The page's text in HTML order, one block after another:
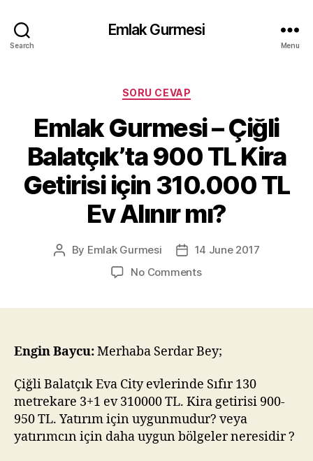
Search
Emlak Gurmesi
Menu
Categories
SORU CEVAP
Emlak Gurmesi – Çiğli
Balatçık’ta 900 TL Kira
Getirisi için 310.000 TL
Ev Alınır mı?
Post
By Emlak Gurmesi
Post14 June 2017
No Commentson
Balatçık’ta
TL
Getirisi
için
310.000
Engin Baycu:Merhaba Serdar Bey;
Çiğli Balatçık Eva City evlerinde Sıfır 130
metrekare 3+1 ev 310000 TL. Kira getirisi 900-
950 TL. Yatırım için uygunmudur? veya
yatırımcın için daha uygun bölgeler neresidir ?